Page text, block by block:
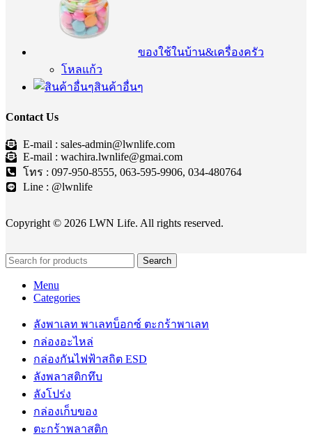
ของใช้ในบ้าน&เครื่องครัว
โหลแก้ว
สินค้าอื่นๆ
Contact Us
E-mail : sales-admin@lwnlife.com
E-mail : wachira.lwnlife@gmai.com
โทร : 097-950-8555, 063-595-9906, 034-480764
Line : @lwnlife
Copyright © 2026 LWN Life. All rights reserved.
Search
Menu
Categories
ลังพาเลท พาเลทบ็อกซ์ ตะกร้าพาเลท
กล่องอะไหล่
กล่องกันไฟฟ้าสถิต ESD
ลังพลาสติกทึบ
ลังโปร่ง
กล่องเก็บของ
ตะกร้าพลาสติก